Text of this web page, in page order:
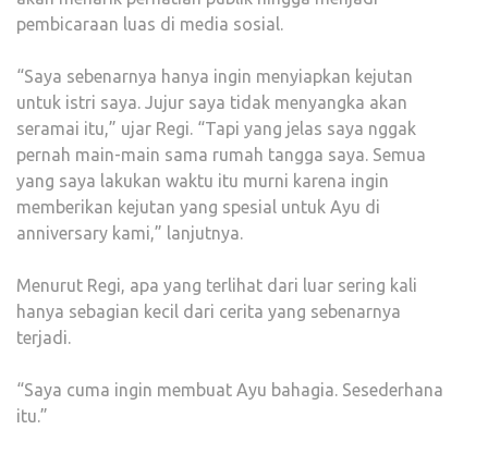
pembicaraan luas di media sosial.
“Saya sebenarnya hanya ingin menyiapkan kejutan
untuk istri saya. Jujur saya tidak menyangka akan
seramai itu,” ujar Regi. “Tapi yang jelas saya nggak
pernah main-main sama rumah tangga saya. Semua
yang saya lakukan waktu itu murni karena ingin
memberikan kejutan yang spesial untuk Ayu di
anniversary kami,” lanjutnya.
Menurut Regi, apa yang terlihat dari luar sering kali
hanya sebagian kecil dari cerita yang sebenarnya
terjadi.
“Saya cuma ingin membuat Ayu bahagia. Sesederhana
itu.”